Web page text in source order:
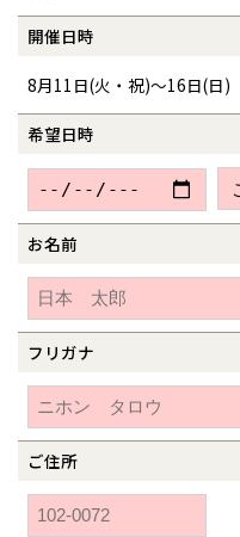
開催日時
8月11日(火・祝)～16日(日)
希望日時
お名前
フリガナ
ご住所
北海道
札幌
道央
道北
道東
東北
青森
秋田
山形
宮城
福島
甲信越・北陸
新潟
長野
富山
石川
福井
関東
神奈川
埼玉
千葉
茨城
愛知
岐阜
静岡
三重
近畿
大阪
京都
兵庫
中国・四国
岡山
香川
九州
福岡
分譲マンション
北海道
札幌
札幌
小樽
苫小
小樽
道北
道南
道東
釧路
東北
青森県
青森
秋田県
秋田
岩手県
盛岡
山形県
宮城県
福島県
郡山
いわき
甲信越・北陸
新潟県
新潟
長岡
山梨県
甲府
長野県
長野
富山県
石川県
福井県
関東
神奈川県
横浜
相模
埼玉県
埼玉
千葉県
愛知県
名古屋
岐阜県
静岡県
三重県
近畿
大阪府
大阪
京都府
京都
中国・四国
岡山県
岡山
香川県
高松
九州
福岡県